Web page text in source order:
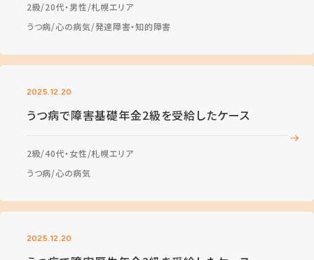
2級 20代・男性 札幌エリア
うつ病 心の病気 発達障害・知的障害
2025.12.20
うつ病で障害基礎年金2級を受給したケース
2級 40代・女性 札幌エリア
うつ病 心の病気
2025.12.20